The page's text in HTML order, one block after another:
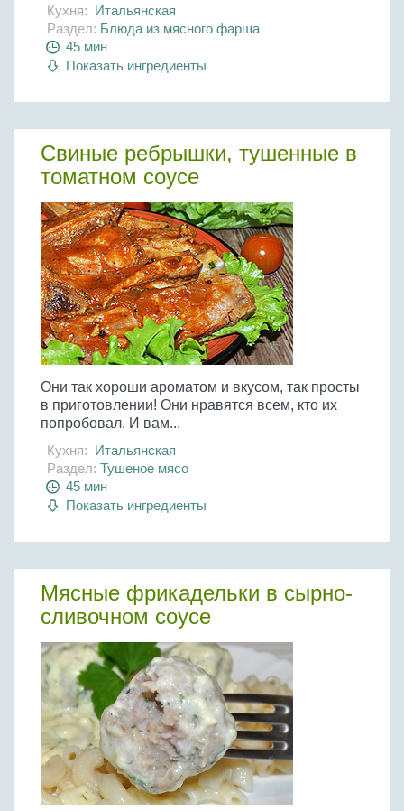
Кухня: Итальянская
Раздел: Блюда из мясного фарша
45 мин
Показать ингредиенты
Свиные ребрышки, тушенные в
томатном соусе
Они так хороши ароматом и вкусом, так просты
в приготовлении! Они нравятся всем, кто их
попробовал. И вам...
Кухня: Итальянская
Раздел: Тушеное мясо
45 мин
Показать ингредиенты
Мясные фрикадельки в сырно-
сливочном соусе